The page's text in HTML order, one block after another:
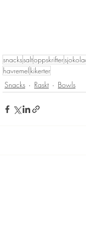
snackssaltoppskrifter
havremel kikerter
Snacks
Raskt Bowls